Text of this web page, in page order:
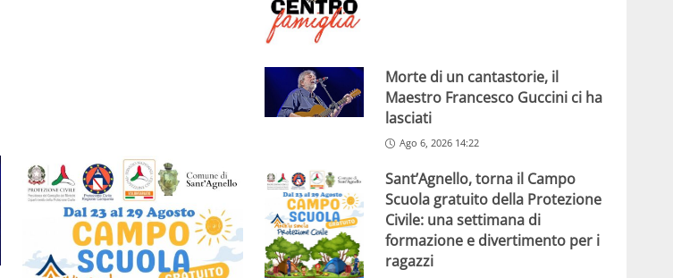
Morte di un cantastorie, il
Maestro Francesco Guccini ci ha
lasciati
Ago 6, 2026 14:22
Sant’Agnello, torna il Campo
Scuola gratuito della Protezione
Civile: una settimana di
formazione e divertimento per i
ragazzi